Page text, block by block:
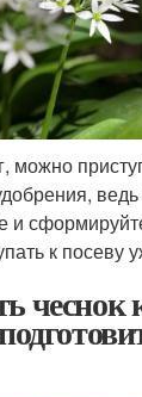
можно
и
к посеву
чеснок